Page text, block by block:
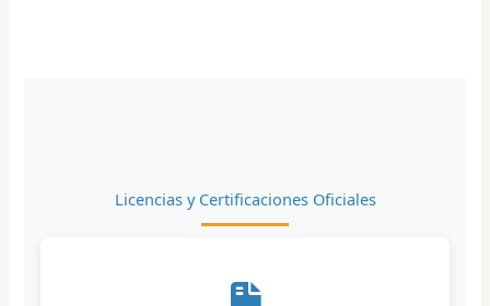
Licencias y Certificaciones Oficiales